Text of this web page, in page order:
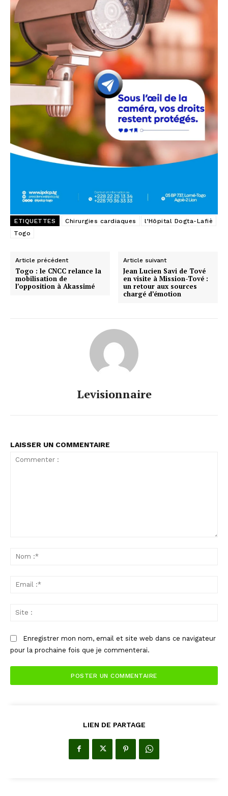
ETIQUETTES Chirurgies cardiaques
l’Hôpital Dogta-Lafiè
Togo
Article précédent
Togo : le CNCC relance la
mobilisation de
l’opposition à Akassimé
Article suivant
Jean Lucien Savi de Tové
en visite à Mission-Tové :
un retour aux sources
chargé d’émotion
Levisionnaire
LAISSER UN COMMENTAIRE
Enregistrer mon nom, email et site web dans ce navigateur
pour la prochaine fois que je commenterai.
LIEN DE PARTAGE